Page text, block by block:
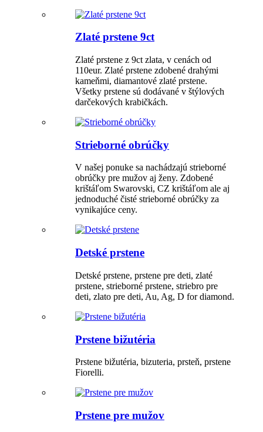
Zlaté prstene 9ct
Zlaté prstene z 9ct zlata, v cenách od
110eur. Zlaté prstene zdobené drahými
kameňmi, diamantové zlaté prstene.
Všetky prstene sú dodávané v štýlových
darčekových krabičkách.
Strieborné obrúčky
V našej ponuke sa nachádzajú strieborné
obrúčky pre mužov aj ženy. Zdobené
krištáľom Swarovski, CZ krištáľom ale aj
jednoduché čisté strieborné obrúčky za
vynikajúce ceny.
Detské prstene
Detské prstene, prstene pre deti, zlaté
prstene, strieborné prstene, striebro pre
deti, zlato pre deti, Au, Ag, D for diamond.
Prstene bižutéria
Prstene bižutéria, bizuteria, prsteň, prstene
Fiorelli.
Prstene pre mužov